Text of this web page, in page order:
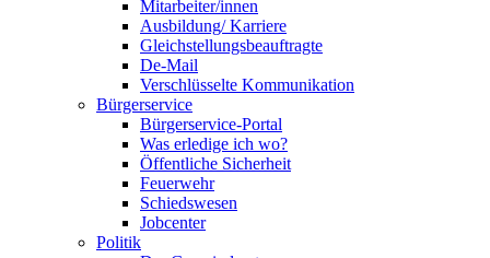
Mitarbeiter/innen
Ausbildung/ Karriere
Gleichstellungsbeauftragte
De-Mail
Verschlüsselte Kommunikation
Bürgerservice
Bürgerservice-Portal
Was erledige ich wo?
Öffentliche Sicherheit
Feuerwehr
Schiedswesen
Jobcenter
Politik